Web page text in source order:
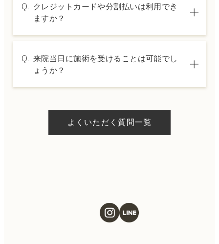
は料金表ページをご確認いただくか、カウン
セリングでご案内いたします。
Q. クレジットカードや分割払いは利用でき
ますか？
した分割払いも可能です。詳細は受付スタッ
フにお問い合わせください。
Q. 来院当日に施術を受けることは可能でし
ょうか？
ただける施術もございます。当日の施術をご
希望の場合は、ご予約の際にお気軽にご相談
よくいただく質問一覧